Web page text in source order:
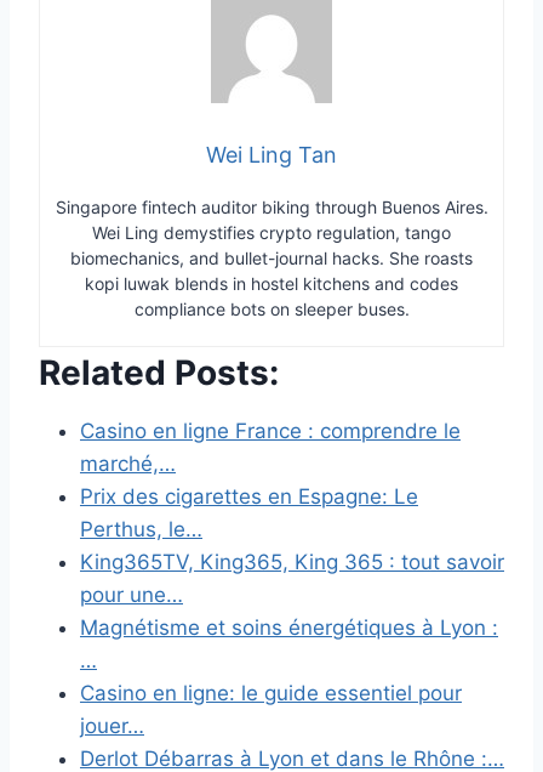
Wei Ling Tan
Singapore fintech auditor biking through Buenos Aires.
Wei Ling demystifies crypto regulation, tango
biomechanics, and bullet-journal hacks. She roasts
kopi luwak blends in hostel kitchens and codes
compliance bots on sleeper buses.
Related Posts:
Casino en ligne France : comprendre le
marché,…
Prix des cigarettes en Espagne: Le
Perthus, le…
King365TV, King365, King 365 : tout savoir
pour une…
Magnétisme et soins énergétiques à Lyon :
…
Casino en ligne: le guide essentiel pour
jouer…
Derlot Débarras à Lyon et dans le Rhône :…